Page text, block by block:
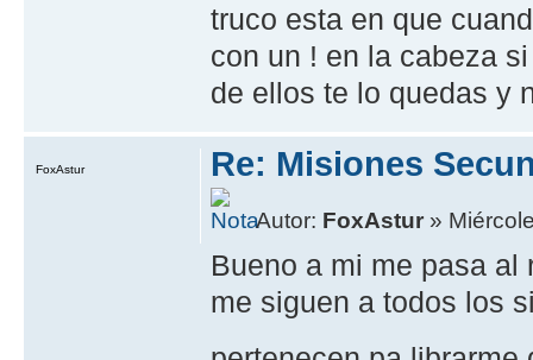
truco esta en que
con un ! en la cabeza
de ellos te lo quedas y
Re: Misiones
Autor: FoxAstur »
Bueno a mi me pasa
me siguen a todos los
FoxAstur